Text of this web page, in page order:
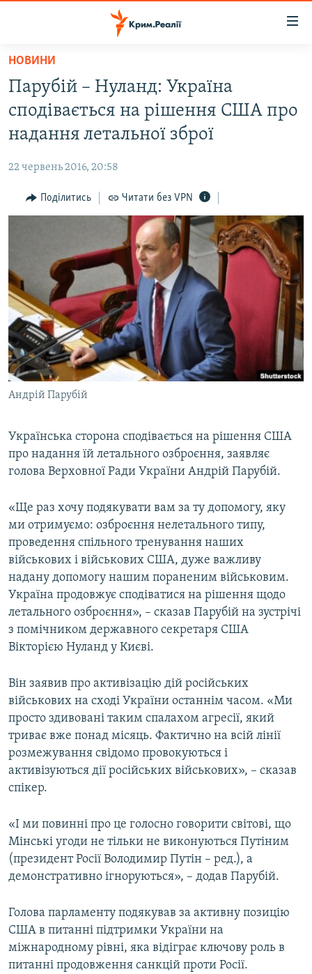
Перейти
основного
матеріалу
до
основної
навігації
Перейти
до
НОВИНИ
ВОДА.КРИМ
БЛОГИ
ПОГЛЯД
СПЕЦПРОЕКТИ
ДЕПОРТАЦІЯ
ВІДЕОУРОКИ «ELIFBE»
СВІДЧЕННЯ ОКУПАЦІЇ
УКРАЇНСЬКА ПРОБЛЕМА КРИМУ
ІНФОГРАФІКА
ЯК ОБІЙТИ БЛОКУВАННЯ
Русский
Qırımtatar
ДОЛУЧАЙСЯ!
Усі сайти RFE/RL
НОВИНИ
Парубій – Нуланд: Україна
сподівається на рішення США про
надання летальної зброї
22 червень 2016, 20:58
Поділитись Читати без VPN
Андрій Парубій
Українська сторона сподівається на рішення США
про надання їй летального озброєння, заявляє
голова Верховної Ради України Андрій Парубій.
«Ще раз хочу подякувати вам за ту допомогу, яку
ми отримуємо: озброєння нелетального типу,
проведення спільного тренування наших
військових і військових США, дуже важливу
надану допомогу нашим пораненим військовим.
Україна продовжує сподіватися на рішення щодо
летального озброєння», – сказав Парубій на зустрічі
з помічником державного секретаря США
Вікторією Нуланд у Києві.
Він заявив про активізацію дій російських
військових на сході України останнім часом. «Ми
просто здивовані таким спалахом агресії, який
триває вже понад місяць. Фактично на всій лінії
розмежування свідомо провокуються і
активізуються дії російських військових», – сказав
спікер.
«І ми повинні про це голосно говорити світові, що
Мінські угоди не тільки не виконуються Путіним
(президент Росії Володимир Путін – ред.), а
демонстративно ігноруються», – додав Парубій.
Голова парламенту подякував за активну позицію
США в питанні підтримки України на
міжнародному рівні, яка відіграє ключову роль в
питанні продовження санкцій проти Росії.